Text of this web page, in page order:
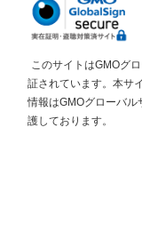
このサイトはGMOグ
証されています。本サ
情報はGMOグローバ
護しております。